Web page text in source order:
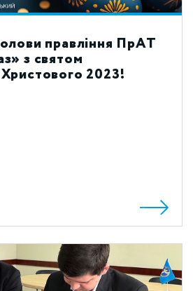
правління ПрАТ
з святом
2023!